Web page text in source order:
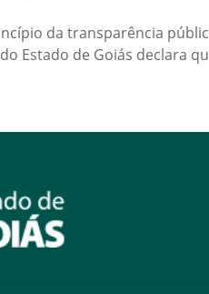
da transparência
Estado de Goiás declara